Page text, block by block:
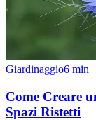
Giardinaggio6 min
Come Creare
Spazi Ristetti